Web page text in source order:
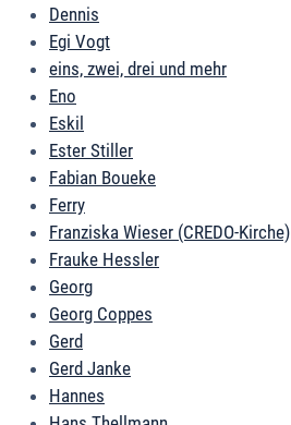
Dennis
Egi Vogt
eins, zwei, drei und mehr
Eno
Eskil
Ester Stiller
Fabian Boueke
Ferry
Franziska Wieser (CREDO-Kirche)
Frauke Hessler
Georg
Georg Coppes
Gerd
Gerd Janke
Hannes